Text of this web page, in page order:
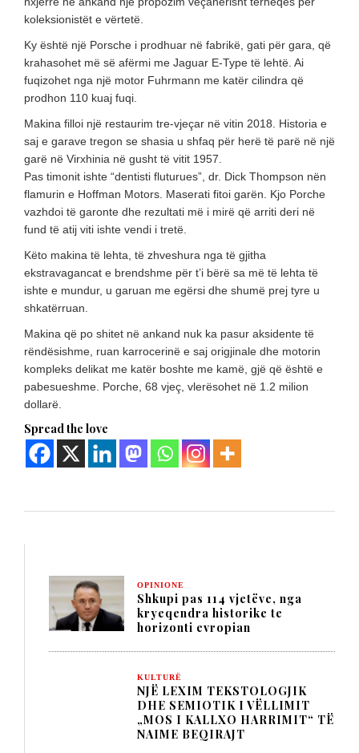
koleksionistët e vërtetë.
Ky është një Porsche i prodhuar në fabrikë, gati për gara, që
krahasohet më së afërmi me Jaguar E-Type të lehtë. Ai
fuqizohet nga një motor Fuhrmann me katër cilindra që
prodhon 110 kuaj fuqi.
Makina filloi një restaurim tre-vjeçar në vitin 2018. Historia e
saj e garave tregon se shasia u shfaq për herë të parë në një
garë në Virxhinia në gusht të vitit 1957.
Pas timonit ishte “dentisti fluturues”, dr. Dick Thompson nën
flamurin e Hoffman Motors. Maserati fitoi garën. Kjo Porche
vazhdoi të garonte dhe rezultati më i mirë që arriti deri në
fund të atij viti ishte vendi i tretë.
Këto makina të lehta, të zhveshura nga të gjitha
ekstravagancat e brendshme për t’i bërë sa më të lehta të
ishte e mundur, u garuan me egërsi dhe shumë prej tyre u
shkatërruan.
Makina që po shitet në ankand nuk ka pasur aksidente të
rëndësishme, ruan karrocerinë e saj origjinale dhe motorin
kompleks delikat me katër boshte me kamë, gjë që është e
pabesueshme. Porche, 68 vjeç, vlerësohet në 1.2 milion
dollarë.
Spread the love
OPINIONE
Shkupi pas 114 vjetëve, nga
kryeqendra historike te
horizonti evropian
KULTURË
NJË LEXIM TEKSTOLOGJIK
DHE SEMIOTIK I VËLLIMIT
„MOS I KALLXO HARRIMIT“ TË
NAIME BEQIRAJT